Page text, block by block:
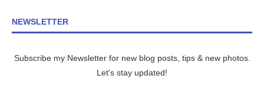
NEWSLETTER
Subscribe my Newsletter for new blog posts, tips & new photos.
Let's stay updated!